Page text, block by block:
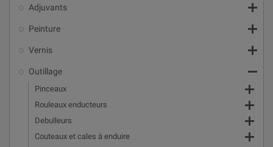
Adjuvants 
Peinture 
Vernis 
Outillage 
Pinceaux 
Rouleaux enducteurs 
Debulleurs 
Couteaux et cales à enduire 